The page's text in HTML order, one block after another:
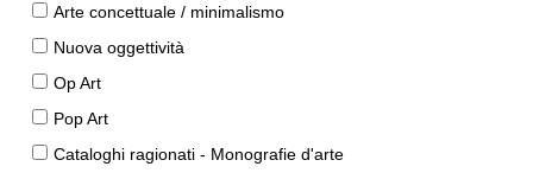
Arte concettuale / minimalismo
Nuova oggettività
Op Art
Pop Art
Cataloghi ragionati - Monografie d'arte